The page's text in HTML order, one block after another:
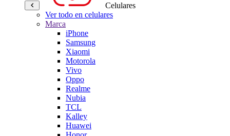
Celulares
Ver todo en celulares
Marca
iPhone
Samsung
Xiaomi
Motorola
Vivo
Oppo
Realme
Nubia
TCL
Kalley
Huawei